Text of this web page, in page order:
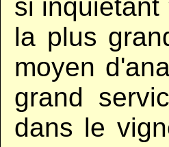
si
la plus
moyen
grand
dans le